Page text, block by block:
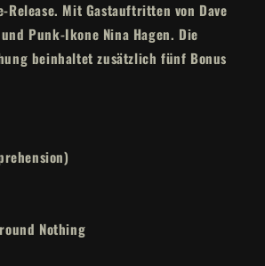
Release. Mit Gastauftritten von Dave
Punk-Ikone Nina Hagen. Die
beinhaltet zusätzlich fünf Bonus
Nothing